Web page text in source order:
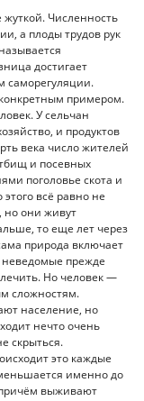
жуткой. Численность
а плоды трудов рук
достигает
саморегуляции.
примером.
У сельчан
и продуктов
века число жителей
и посевных
поголовье скота и
всё равно не
но они живут
то еще лет через
природа включает
прежде
Но человек —
сложностям.
население, но
нечто очень
скрыться.
это каждые
именно до
причём выживают